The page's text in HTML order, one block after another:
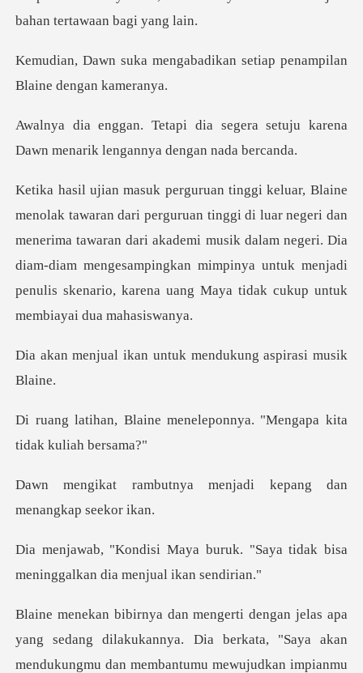
badikan setiap penampilan
egera setuju karena
Dawn menarik
uar negeri dan
menerima tawaran dari akademi musik dalam negeri. Dia
diam-diam mengesampingkan mimp
n untuk mendukung as
meneleponnya. "Mengapa ki
a menjadi kepang dan
m
uk. "Saya tidak bisa
meninggalk
g sedang dilakukannya. Dia berkata, "Saya akan
mendukungm